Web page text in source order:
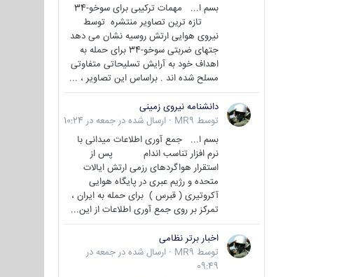
بسم ا... مهمات ترکیبی برای سوخو-34
تازه ترین تصاویر منتشره توسط
نیروی هوایی ارتش روسیه نشان می دهد
جتهای ضربتی سوخو-34 برای حمله به
اهداف خود به آرایش تسلیحاتی متفاوتی
مسلح شده اند . براساس این تصاویر ، ...
دانشنامه نیروی زمینی
توسط MR9
· ارسال شده در جمعه در 10:24
بسم ا... جمع آوری اطلاعات میدانی با
نرم افزار تناسب اندام پس از
استقرار هواگردهای رزمی ارتش ایالات
متحده و رژیم عبری در پایگاه هوایی
آکروتیری ( قبرس ) برای حمله به ایران ،
تمرکز بر روی جمع آوری اطلاعات از این...
اخبار برتر نظامی
توسط MR9
· ارسال شده در جمعه در
09:49